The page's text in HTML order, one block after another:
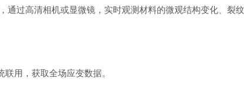
过高清相机或显微镜，实时观测材料的微观结构变化、裂
联用，获取全场应变数据。